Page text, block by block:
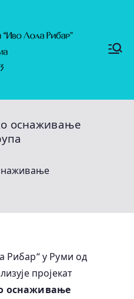
Основ
Лола
https://
vanje-
оснаживање
Рибар“ у Руми од
пројекат
оснаживање